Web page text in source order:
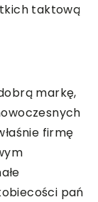
taktową
markę,
firmę
pań